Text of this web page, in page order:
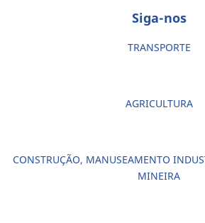
Siga-nos
TRANSPORTE
AGRICULTURA
CONSTRUÇÃO, MANUSEAMENTO
MINEIRA